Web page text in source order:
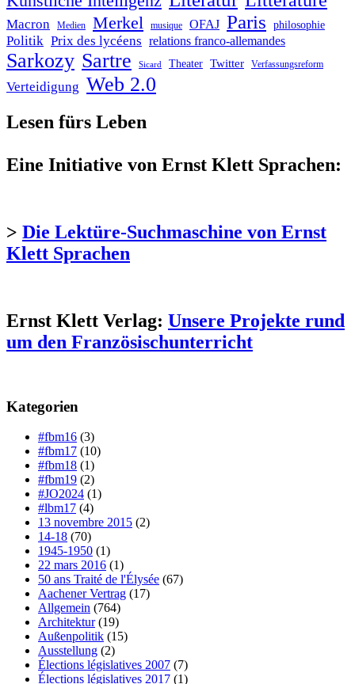
Macron Medien Merkel musique OFAJ Paris philosophie
Politik Prix des lycéens relations franco-allemandes
Sarkozy Sartre Sicard Theater Twitter Verfassungsreform
Verteidigung Web 2.0
Lesen fürs Leben
Eine Initiative von Ernst Klett Sprachen:
> Die Lektüre-Suchmaschine von Ernst
Klett Sprachen
Ernst Klett Verlag: Unsere Projekte rund
um den Französischunterricht
Kategorien
#fbm16 (3)
#fbm17 (10)
#fbm18 (1)
#fbm19 (2)
#JO2024 (1)
#lbm17 (4)
13 novembre 2015 (2)
14-18 (70)
1945-1950 (1)
22 mars 2016 (1)
50 ans Traité de l'Élysée (67)
Aachener Vertrag (17)
Allgemein (764)
Architektur(19)
Außenpolitik (15)
Ausstellung (2)
Élections législatives 2007 (7)
Élections législatives 2017 (1)